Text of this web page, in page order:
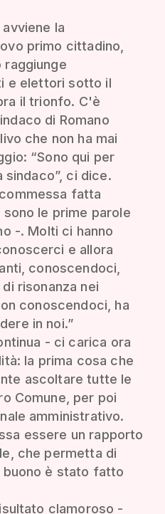
la
primo cittadino,
raggiunge
e elettori sotto il
il trionfo. C'è
di Romano
che non ha mai
“Sono qui per
sindaco”, ci dice.
fatta
le prime parole
-. Molti ci hanno
e allora
conoscendoci,
risonanza nei
conoscendoci, ha
in noi.”
- ci carica ora
la prima cosa che
ascoltare tutte le
Comune, per poi
amministrativo.
essere un rapporto
che permetta di
è stato fatto
clamoroso -